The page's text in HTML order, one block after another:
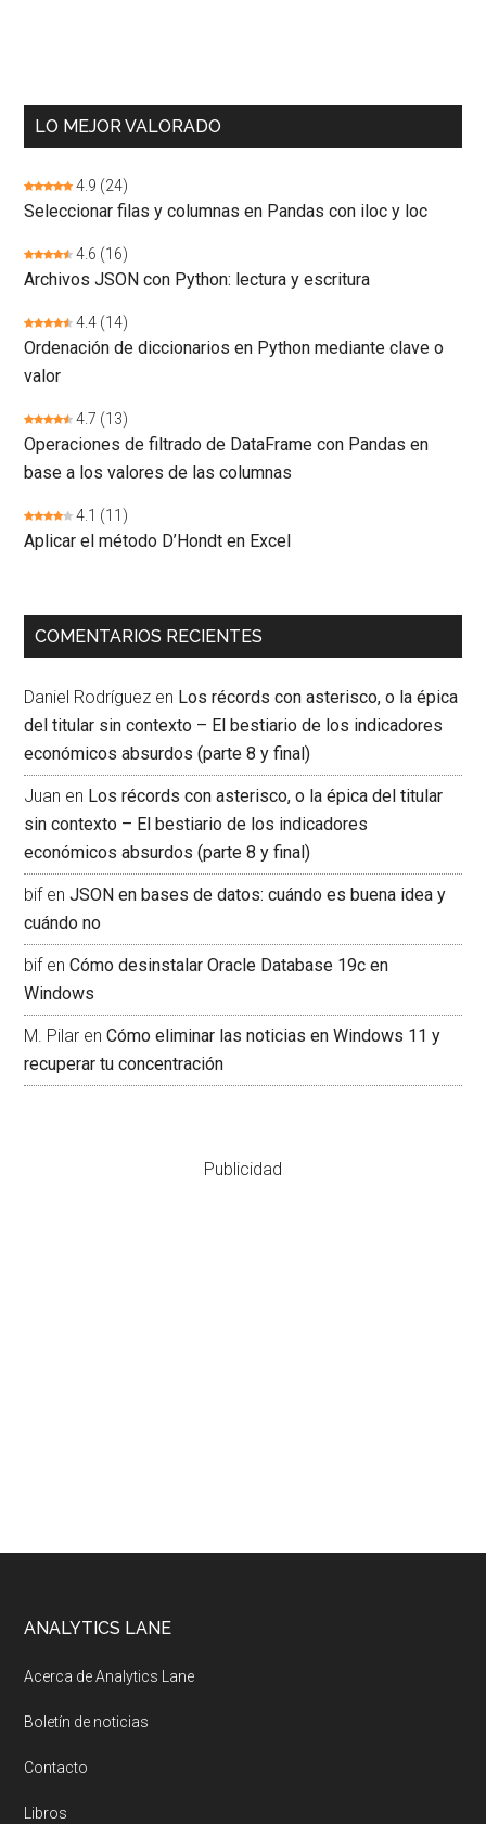
LO MEJOR VALORADO
4.9 (24)
Seleccionar filas y columnas en Pandas con iloc y loc
4.6 (16)
Archivos JSON con Python: lectura y escritura
4.4 (14)
Ordenación de diccionarios en Python mediante clave o
valor
4.7 (13)
Operaciones de filtrado de DataFrame con Pandas en
base a los valores de las columnas
4.1 (11)
Aplicar el método D’Hondt en Excel
COMENTARIOS RECIENTES
Daniel Rodríguez en Los récords con asterisco, o la épica
del titular sin contexto – El bestiario de los indicadores
económicos absurdos (parte 8 y final)
Juan en Los récords con asterisco, o la épica del titular
sin contexto – El bestiario de los indicadores
económicos absurdos (parte 8 y final)
bifenJSON en bases de datos: cuándo es buena idea y
cuándo no
bifenCómo desinstalar Oracle Database 19c en
Windows
M. Pilar enCómo eliminar las noticias en Windows 11 y
recuperar tu concentración
Publicidad
Footer
ANALYTICS LANE
Acerca de Analytics Lane
Boletín de noticias
Contacto
Libros